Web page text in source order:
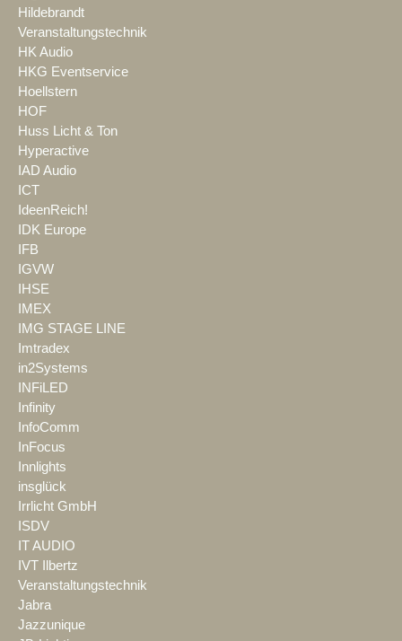
Hildebrandt
Veranstaltungstechnik
HK Audio
HKG Eventservice
Hoellstern
HOF
Huss Licht & Ton
Hyperactive
IAD Audio
ICT
IdeenReich!
IDK Europe
IFB
IGVW
IHSE
IMEX
IMG STAGE LINE
Imtradex
in2Systems
INFiLED
Infinity
InfoComm
InFocus
Innlights
insglück
Irrlicht GmbH
ISDV
IT AUDIO
IVT Ilbertz
Veranstaltungstechnik
Jabra
Jazzunique